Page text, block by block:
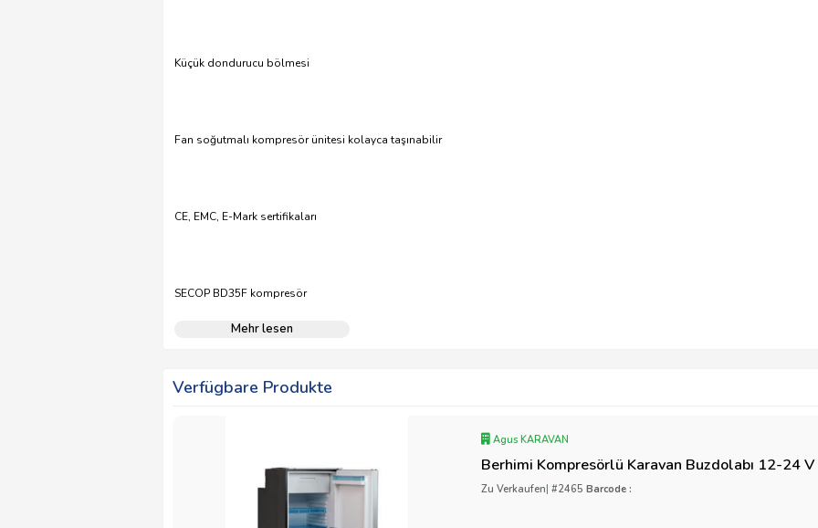
Küçük dondurucu bölmesi
Fan soğutmalı kompresör ünitesi kolayca taşınabilir
CE, EMC, E-Mark sertifikaları
SECOP BD35F kompresör
Mehr lesen
Verfügbare Produkte
Agus KARAVAN
Berhimi Kompresörlü Karavan Buzdolabı 12-24
Zu Verkaufen| #2465Barcode :